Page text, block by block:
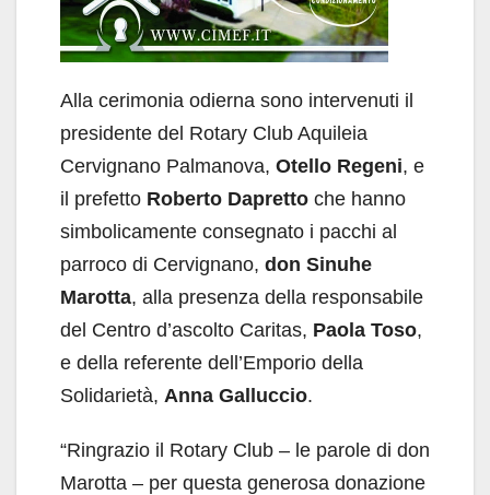
Alla cerimonia odierna sono intervenuti il
presidente del Rotary Club Aquileia
Cervignano Palmanova, Otello Regeni, e
il prefetto Roberto Dapretto che hanno
simbolicamente consegnato i pacchi al
parroco di Cervignano, don Sinuhe
Marotta, alla presenza della responsabile
del Centro d’ascolto Caritas, Paola Toso,
e della referente dell’Emporio della
Solidarietà, Anna Galluccio.
“Ringrazio il Rotary Club – le parole di don
Marotta – per questa generosa donazione